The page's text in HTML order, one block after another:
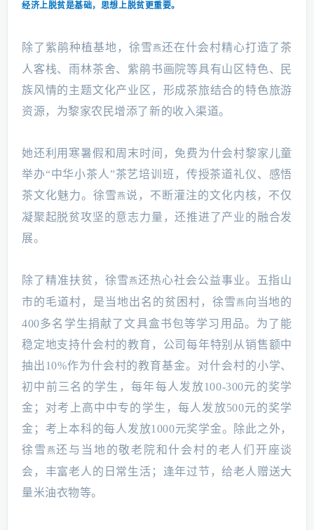
经济上脱贫是基础，思想上脱贫更重要。
除了紫鹃种植基地，徐雪 燕还在什会村精心打造了茶
人客栈、雨林茶舍、紫鹃书画院等具有山区特色、民
族风情的主题文化产业区，形成茶旅结合的特色旅游
资源，为黎家农民增添了新的收入渠道。
她还利用寒暑假和周末时间，免费为什会村黎家儿童
举办“中华小茶人”茶艺培训班，传授茶道礼仪、感悟
茶文化魅力。徐雪 燕说，不断灌注的文化内核，不仅
凝聚起脱贫攻坚的意志力量，还推进了产业的融合发
展。
除了精准扶贫，徐雪 燕还热心社会公益事业。五指山
市的毛道村，是当地出名的贫困村，徐雪 燕向当地的
400多名学生捐献了文具盒书包等学习用品。为了能
稳定地支持什会村的教育，公司每年特别从销售额中
抽出10%作为什会村的教育基金。对什会村的小学、
初中前三名的学生，每年每人发放100-300元的奖学
金；对考上高中中专的学生，每人发放500元的奖学
金；考上本科的每人发放1000元奖学金。除此之外，
徐雪 燕还与当地的敬老院和什会村的老人们开座谈
会，丰富老人的日常生活；逢年过节，给老人赠送大
量米油衣物等。